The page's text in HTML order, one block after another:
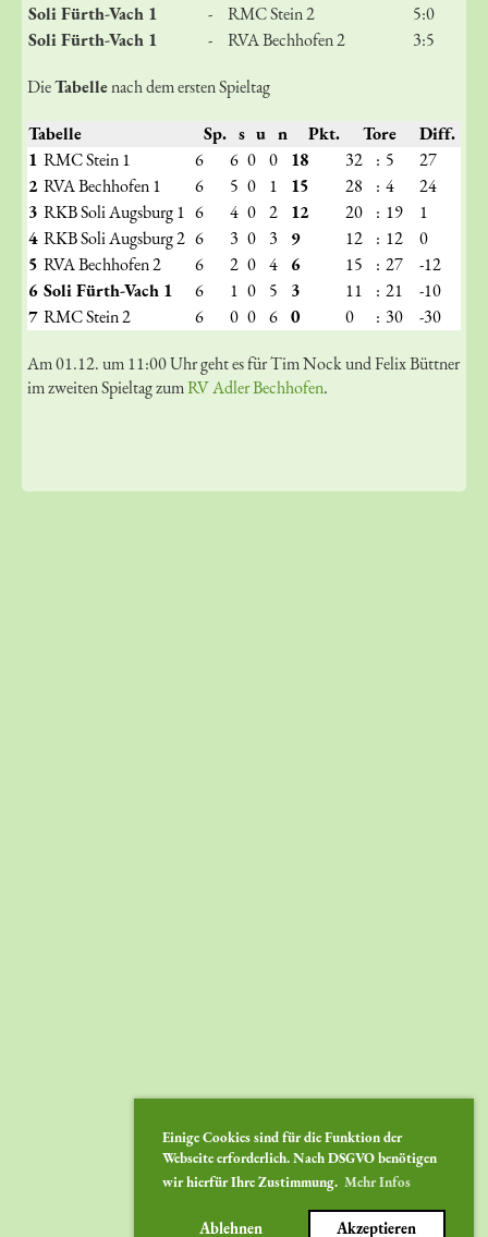
Einige Cookies sind für die Funktion der
Webseite erforderlich. Nach DSGVO benötigen
wir hierfür Ihre Zustimmung. Mehr Infos
Ablehnen Akzeptieren
Soli Fürth-Vach 1
- RMC Stein 2
5:0
Soli Fürth-Vach 1
- RVA Bechhofen 2 3:5
DieTabellenach dem ersten Spieltag
Tabelle Sp. s u n Pkt. Tore
Diff.
1 RMC Stein 1 6 6 0 0 18 32 : 5
27
2 RVA Bechhofen 1 6 5 0 1 15 28 : 4
24
3 RKB Soli Augsburg 1 6 4 0 2 12 20 : 19
1
4 RKB Soli Augsburg 2 6 3 0 3 9 12 : 12
0
5 RVA Bechhofen 2 6 2 0 4 6 15 : 27
-12
6 Soli Fürth-Vach 1 6 1 0 5 3 11 : 21
-10
7 RMC Stein 2 6 0 0 6 0 0 : 30 -30
Am 01.12. um 11:00 Uhr geht es für Tim Nock und Felix Büttner
im zweiten Spieltag zumRV Adler Bechhofen.